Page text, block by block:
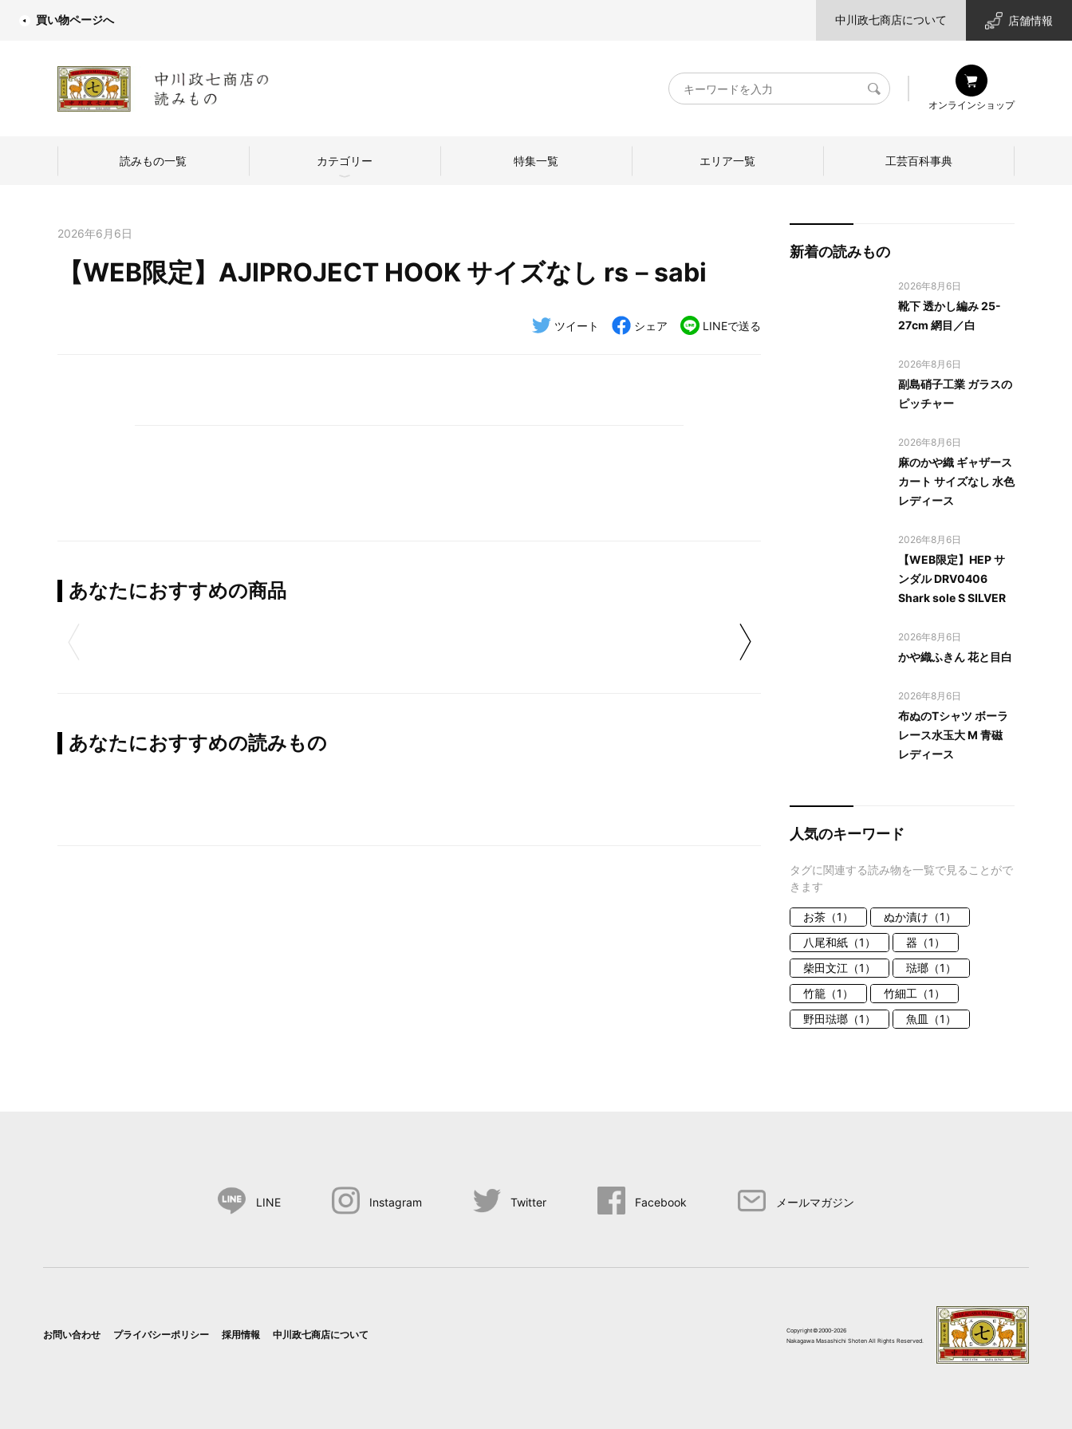
買い物ページへ 中川政七商店について 店舗情報
キ
ー
検
オンラインショップ
読みもの一覧 カテゴリー
中川政七商店のものづくり 日本の暮らし 中川政七商店のひと
特集一覧 エリア一覧 工芸百科事典
2026年6月6日
【WEB限定】AJIPROJECT HOOK サイズなし rs－sabi
ツイート シェア LINEで送る
あなたにおすすめの商品
あなたにおすすめの読みもの
新着の読みもの
2026年8月6日
靴下 透かし編み 25-
27cm 網目／白
2026年8月6日
副島硝子工業 ガラスの
ピッチャー
2026年8月6日
麻のかや織 ギャザース
カート サイズなし 水色
レディース
2026年8月6日
【WEB限定】HEP サ
ンダル DRV0406
Shark sole S SILVER
2026年8月6日
かや織ふきん 花と目白
2026年8月6日
布ぬのTシャツ ボーラ
レース水玉大 M 青磁
レディース
人気のキーワード
タグに関連する読み物を一覧で見ることがで
きます
お茶（1）
ぬか漬け（1）
八尾和紙（1）
器（1）
柴田文江（1）
琺瑯（1）
竹籠（1）
竹細工（1）
野田琺瑯（1）
魚皿（1）
LINE Instagram Twitter Facebook メールマガジン
お問い合わせ プライバシーポリシー 採用情報 中川政七商店について
Copyright©2000-2026
Nakagawa Masashichi Shoten All Rights Reserved.